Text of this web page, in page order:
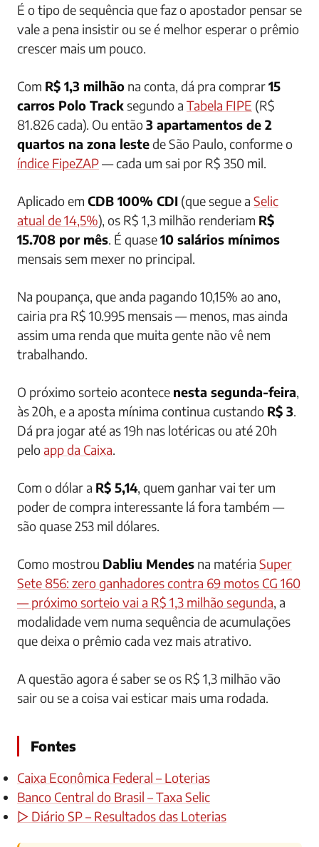
É o tipo de sequência que faz o apostador pensar se
vale a pena insistir ou se é melhor esperar o prêmio
crescer mais um pouco.
Com R$ 1,3 milhão na conta, dá pra comprar15
carros Polo Tracksegundo a Tabela FIPE (R$
81.826 cada). Ou então3 apartamentos de 2
quartos na zona lestede São Paulo, conforme o
índice FipeZAP— cada um sai por R$ 350 mil.
Aplicado em CDB 100% CDI (que segue a Selic
atual de 14,5%), os R$ 1,3 milhão renderiam R$
15.708 por mês. É quase10 salários mínimos
mensais sem mexer no principal.
Na poupança, que anda pagando 10,15% ao ano,
cairia pra R$ 10.995 mensais — menos, mas ainda
assim uma renda que muita gente não vê nem
trabalhando.
O próximo sorteio acontece nesta segunda-feira,
às 20h, e a aposta mínima continua custando R$ 3.
Dá pra jogar até as 19h nas lotéricas ou até 20h
peloapp da Caixa.
Com o dólar a R$ 5,14, quem ganhar vai ter um
poder de compra interessante lá fora também —
são quase 253 mil dólares.
Como mostrou Dabliu Mendes na matéria Super
Sete 856: zero ganhadores contra 69 motos CG 160
— próximo sorteio vai a R$ 1,3 milhão segunda, a
modalidade vem numa sequência de acumulações
que deixa o prêmio cada vez mais atrativo.
A questão agora é saber se os R$ 1,3 milhão vão
sair ou se a coisa vai esticar mais uma rodada.
Fontes
Caixa Econômica Federal – Loterias
Banco Central do Brasil – Taxa Selic
▷ Diário SP – Resultados das Loterias